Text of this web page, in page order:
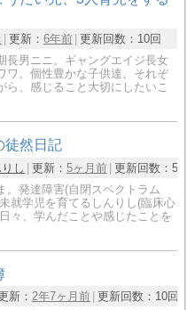
更新： 6年前 更新回数： 10回
長男ニニ。ギャングエイジ長女
ワ。個性豊かな子供達。それぞ
ら、感じること大切にしたいこ
徒然日記
し 更新： 5ヶ月前 更新回数：
。発達障害(自閉スペクトラム
就学児を育てるしんりし(臨床心
々、学んだことや感じたことを
新： 2年7ヶ月前 更新回数： 10回